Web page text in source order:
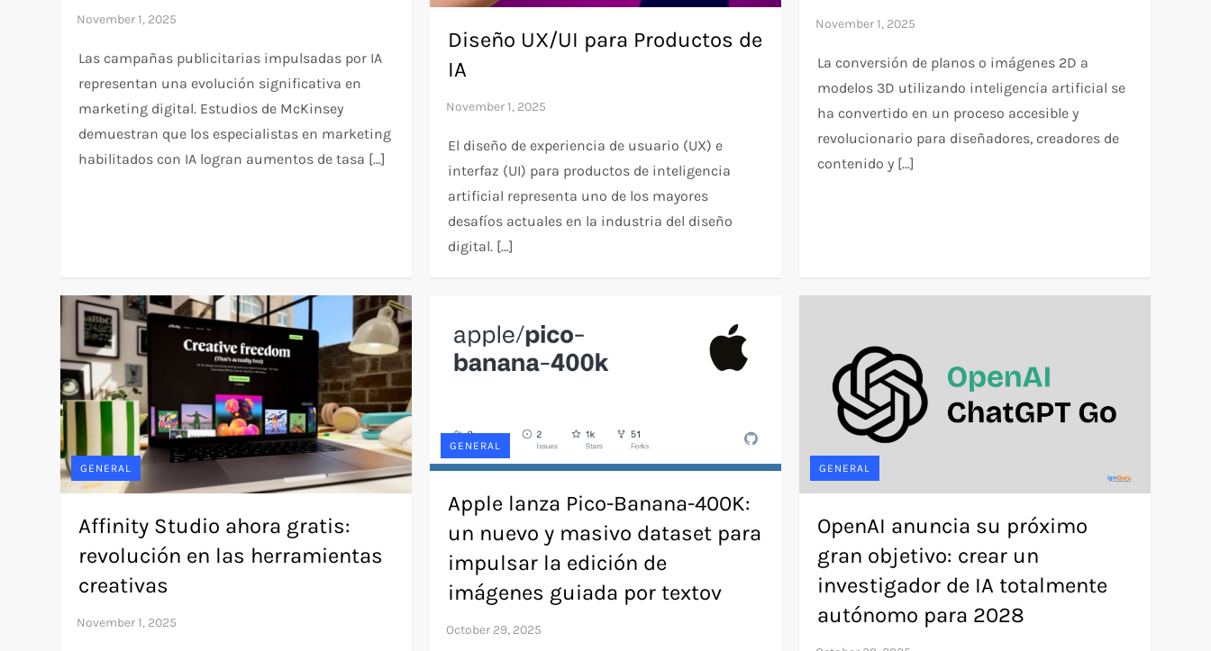
Las campañas publicitarias impulsadas por IA
representan una evolución significativa en
marketing digital. Estudios de McKinsey
demuestran que los especialistas en marketing
habilitados con IA logran aumentos de tasa […]
Diseño UX/UI para Productos de
IA
El diseño de experiencia de usuario (UX) e
interfaz (UI) para productos de inteligencia
artificial representa uno de los mayores
desafíos actuales en la industria del diseño
digital. […]
La conversión de planos o imágenes 2D a
modelos 3D utilizando inteligencia artificial se
ha convertido en un proceso accesible y
revolucionario para diseñadores, creadores de
contenido y […]
GENERAL
Affinity Studio ahora gratis:
revolución en las herramientas
creativas
GENERAL
Apple lanza Pico-Banana-400K:
un nuevo y masivo dataset para
impulsar la edición de
imágenes guiada por textov
GENERAL
OpenAI anuncia su próximo
gran objetivo: crear un
investigador de IA totalmente
autónomo para 2028